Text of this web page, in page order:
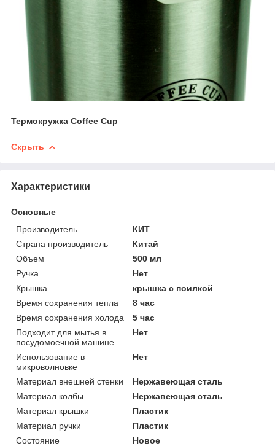
Термокружка Coffee Cup
Скрыть
Характеристики
Основные
Производитель
КИТ
Страна производитель
Китай
Объем
500 мл
Ручка
Нет
Крышка
крышка с поилкой
Время сохранения тепла
8 час
Время сохранения холода
5 час
Подходит для мытья в
посудомоечной машине
Нет
Использование в
микроволновке
Нет
Материал внешней стенки
Нержавеющая сталь
Материал колбы
Нержавеющая сталь
Материал крышки
Пластик
Материал ручки
Пластик
Состояние
Новое